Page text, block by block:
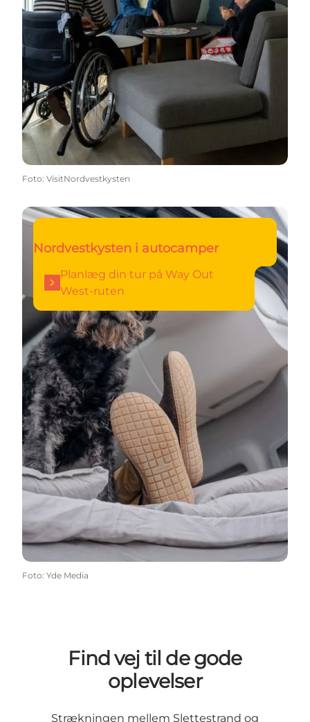
Foto: VisitNordvestkysten
Planlæg din tur på Way Out West-ruten
Nordvestkysten i autocamper
Planlæg din tur på Way Out
West-ruten
Foto: Yde Media
Find vej til de gode
oplevelser
Strækningen mellem Slettestrand og